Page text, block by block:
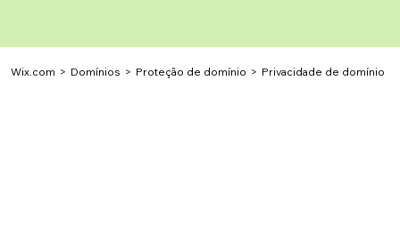
Wix.com > Domínios > Proteção de domínio > Privacidade de domínio